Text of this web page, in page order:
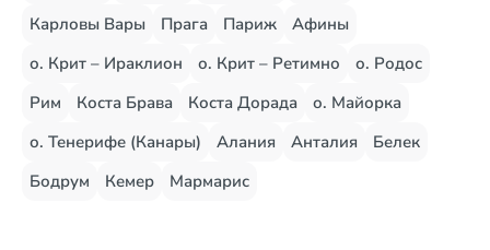
Карловы Вары
Прага Париж
Афины
о. Крит – Ираклион
о. Крит – Ретимно
о. Родос
Рим
Коста Брава Коста Дорада
о. Майорка
о. Тенерифе (Канары)
Алания Анталия
Белек
Бодрум
Кемер Мармарис